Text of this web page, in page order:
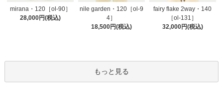
mirana・120［ol-90］
28,000円(税込)
nile garden・120［ol-9
4］
18,500円(税込)
fairy flake 2way・140
［ol-131］
32,000円(税込)
もっと見る